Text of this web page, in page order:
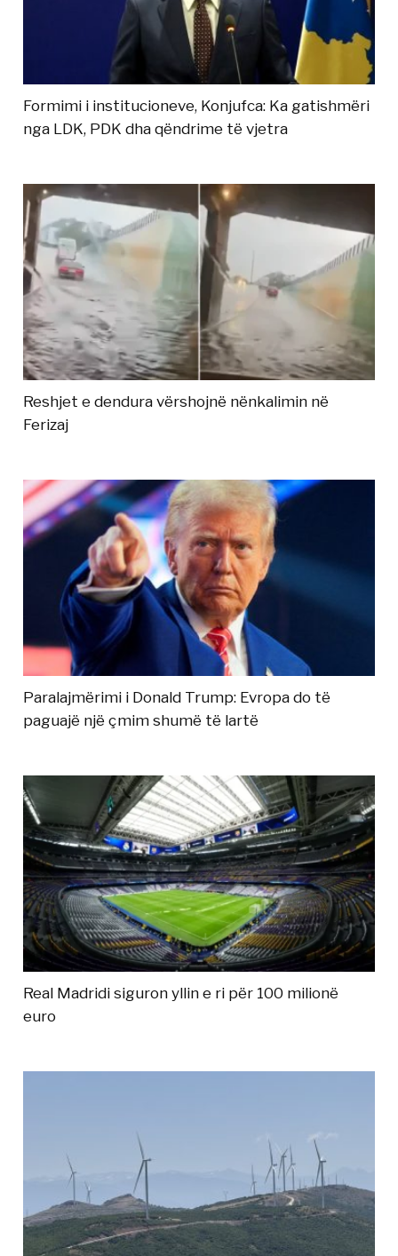
Formimi i institucioneve, Konjufca: Ka gatishmëri
nga LDK, PDK dha qëndrime të vjetra
Reshjet e dendura vërshojnë nënkalimin në
Ferizaj
Paralajmërimi i Donald Trump: Evropa do të
paguajë një çmim shumë të lartë
Real Madridi siguron yllin e ri për 100 milionë
euro